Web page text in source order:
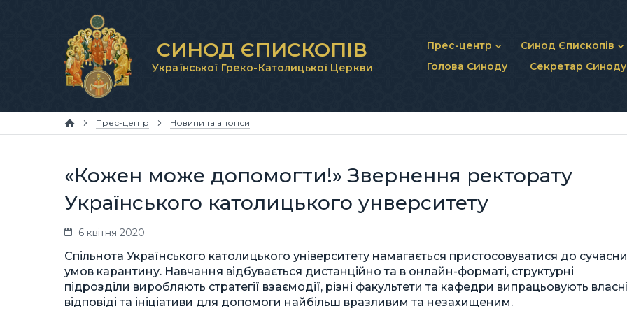
СИНОД ЄПИСКОПІВ
Української Греко-Католицької Церкви
Прес-центр
Новини та анонси
Синод Єпископів
Статут Синоду
Синодальні органи
Голова Синоду Секретар Синоду
Прес-центр Новини та анонси
«Кожен може допомогти!» Звернення ректорату
Українського католицького унверситету
6 квітня 2020
Спільнота Українського католицького університету намагається пристосовуватися до
умов карантину. Навчання відбувається дистанційно та в онлайн-форматі, структурні
підрозділи виробляють стратегії взаємодії, різні факультети та кафедри випрацьовують власні
відповіді та ініціативи для допомоги найбільш вразливим та незахищеним.